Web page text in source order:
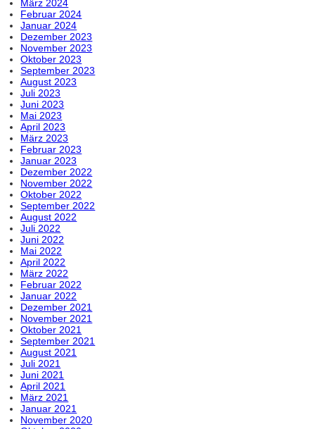
März 2024
Februar 2024
Januar 2024
Dezember 2023
November 2023
Oktober 2023
September 2023
August 2023
Juli 2023
Juni 2023
Mai 2023
April 2023
März 2023
Februar 2023
Januar 2023
Dezember 2022
November 2022
Oktober 2022
September 2022
August 2022
Juli 2022
Juni 2022
Mai 2022
April 2022
März 2022
Februar 2022
Januar 2022
Dezember 2021
November 2021
Oktober 2021
September 2021
August 2021
Juli 2021
Juni 2021
April 2021
März 2021
Januar 2021
November 2020